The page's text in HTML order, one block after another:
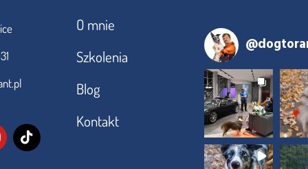
O mnie
Szkolenia
Blog
Kontakt
@